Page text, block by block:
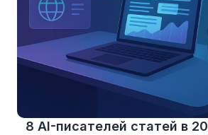
8 AI-писателей статей в